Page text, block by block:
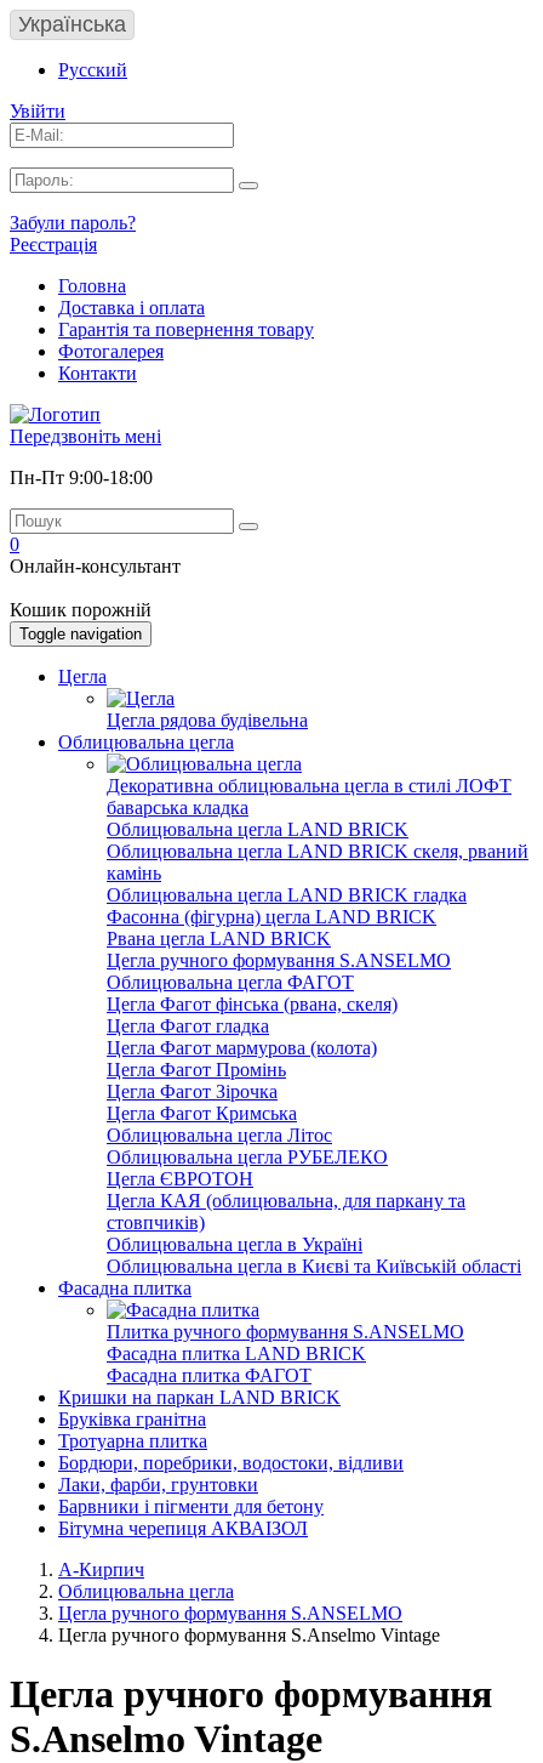
Українська
Русский
Увійти
Забули пароль?
Реєстрація
Головна
Доставка і оплата
Гарантія та повернення товару
Фотогалерея
Контакти
Передзвоніть мені
Пн-Пт 9:00-18:00
0
Онлайн-консультант
Кошик порожній
Toggle navigation
Цегла
Цегла рядова будівельна
Облицювальна цегла
Декоративна облицювальна цегла в стилі ЛОФТ
баварська кладка
Облицювальна цегла LAND BRICK
Облицювальна цегла LAND BRICK скеля, рваний
камінь
Облицювальна цегла LAND BRICK гладка
Фасонна (фігурна) цегла LAND BRICK
Рвана цегла LAND BRICK
Цегла ручного формування S.ANSELMO
Облицювальна цегла ФАГОТ
Цегла Фагот фінська (рвана, скеля)
Цегла Фагот гладка
Цегла Фагот мармурова (колота)
Цегла Фагот Промінь
Цегла Фагот Зірочка
Цегла Фагот Кримська
Облицювальна цегла Літос
Облицювальна цегла РУБЕЛЕКО
Цегла ЄВРОТОН
Цегла КАЯ (облицювальна, для паркану та
стовпчиків)
Облицювальна цегла в Україні
Облицювальна цегла в Києві та Київській області
Фасадна плитка
Плитка ручного формування S.ANSELMO
Фасадна плитка LAND BRICK
Фасадна плитка ФАГОТ
Кришки на паркан LAND BRICK
Бруківка гранітна
Тротуарна плитка
Бордюри, поребрики, водостоки, відливи
Лаки, фарби, грунтовки
Барвники і пігменти для бетону
Бітумна черепиця АКВАІЗОЛ
А-Кирпич
Облицювальна цегла
Цегла ручного формування S.ANSELMO
Цегла ручного формування S.Anselmo Vintage
Цегла ручного формування
S.Anselmo Vintage